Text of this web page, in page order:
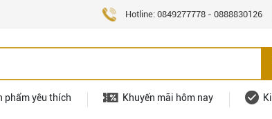
Hotline: 0849277778 - 0888830126
phẩm yêu thích Khuyến mãi hôm nay